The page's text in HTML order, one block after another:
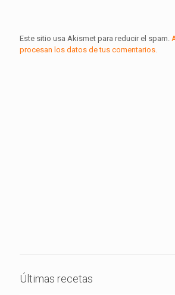
Este sitio usa Akismet para reducir el spam.
procesan los datos de tus comentarios.
Últimas recetas